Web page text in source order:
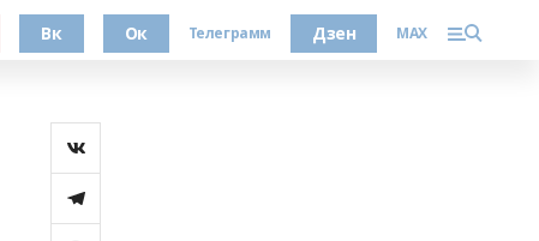
Вк Ок Телеграмм Дзен MAX